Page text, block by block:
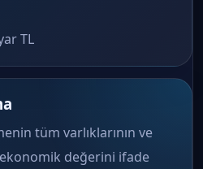
TL
tüm varlıklarının ve
değerini ifade